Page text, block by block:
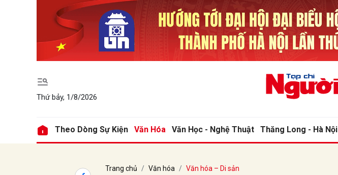
Thứ bảy, 1/8/2026
Theo Dòng Sự Kiện Văn Hóa Văn Học - Nghệ Thuật Thăng Long - Hà Nội
Trang chủ Văn hóa Văn hóa – Di sản
Gửi bình luận